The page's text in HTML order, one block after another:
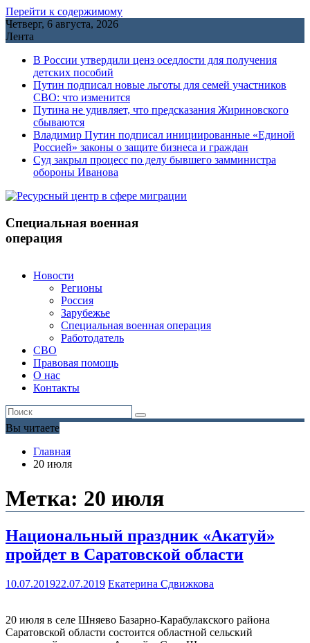
Перейти к содержимому
Четверг, 6 августа, 2026
Лента
В России утвердили ценз оседлости для получения
детских пособий
Путин подписал новые льготы для семей участников
СВО: что изменится
Путина не удивляет, что предсказания Жириновского
сбываются
Владимир Путин подписал инициированные «Единой
Россией» законы о защите бизнеса и граждан
Cуд закрыл процесс по делу бывшего замминистра
обороны Иванова
Специальная военная
операция
Новости
Регионы
Россия
Зарубежье
Специальная военная операция
Работодатель
СВО
Правовая помощь
О нас
Контакты
Вы читаете
Главная
20 июля
Метка: 20 июля
Национальный праздник «Акатуй»
пройдет в Саратовской области
10.07.201922.07.2019 Екатерина Сдвижкова
20 июля в селе Шняево Базарно-Карабулакского района
Саратовской области состоится областной сельский